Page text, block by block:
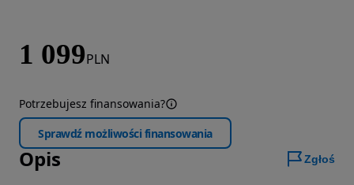
1 099PLN
Potrzebujesz finansowania?
Sprawdź możliwości finansowania
Opis Zgłoś